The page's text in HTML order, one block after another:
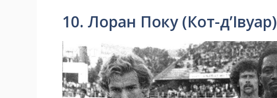
10. Лоран Поку (Кот-д’Івуар)